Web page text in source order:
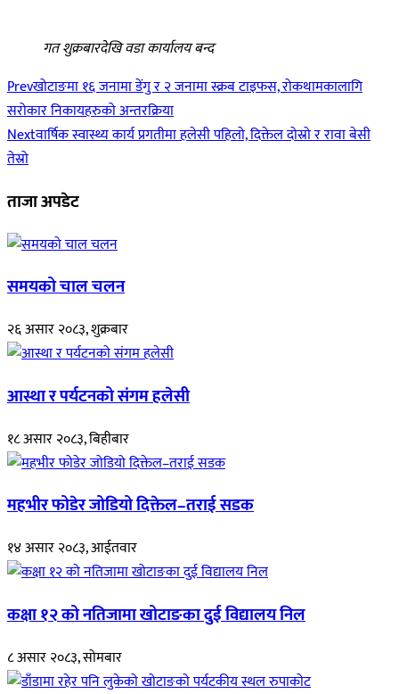
गत शुक्रबारदेखि वडा कार्यालय बन्द
Prevखोटाङमा १६ जनामा डेंगु र २ जनामा स्क्रब टाइफस, रोकथामकालागि
सरोकार निकायहरुको अन्तरक्रिया
Nextवार्षिक स्वास्थ्य कार्य प्रगतीमा हलेसी पहिलो, दिक्तेल दोस्रो र रावा बेसी
तेस्रो
ताजा अपडेट
समयको चाल चलन
२६ असार २०८३, शुक्रबार
आस्था र पर्यटनको संगम हलेसी
१८ असार २०८३, बिहीबार
महभीर फोडेर जोडियो दिक्तेल–तराई सडक
१४ असार २०८३, आईतवार
कक्षा १२ को नतिजामा खोटाङका दुई विद्यालय निल
८ असार २०८३, सोमबार